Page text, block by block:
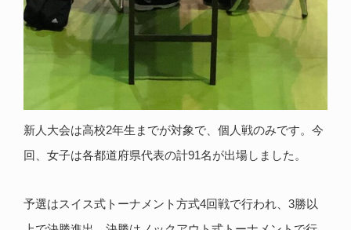
新人大会は高校2年生までが対象で、個人戦のみです。今
回、女子は各都道府県代表の計91名が出場しました。
予選はスイス式トーナメント方式4回戦で行われ、3勝以